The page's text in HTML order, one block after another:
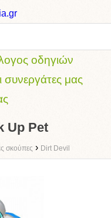
οδηγιών
συνεργάτες μας
Up Pet
σκούπες › Dirt Devil